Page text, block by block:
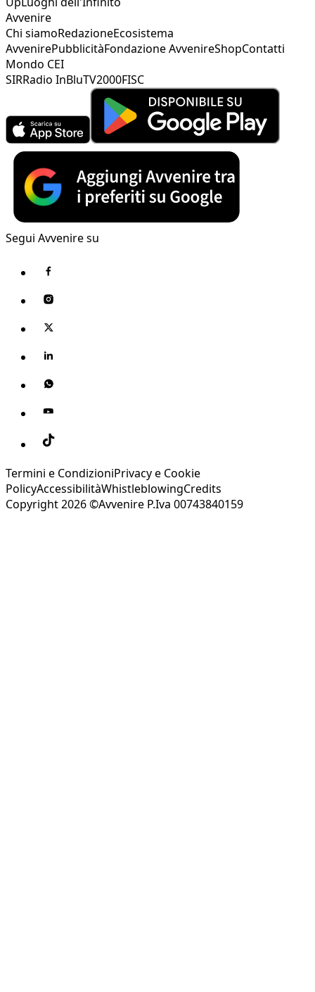
Avvenire
Chi siamoRedazioneEcosistema
AvvenirePubblicitàFondazione AvvenireShopContatti
Mondo CEI
SIRRadio InBluTV2000FISC
Segui Avvenire su
Termini e CondizioniPrivacy e Cookie
PolicyAccessibilitàWhistleblowingCredits
Copyright 2026 ©Avvenire P.Iva 00743840159